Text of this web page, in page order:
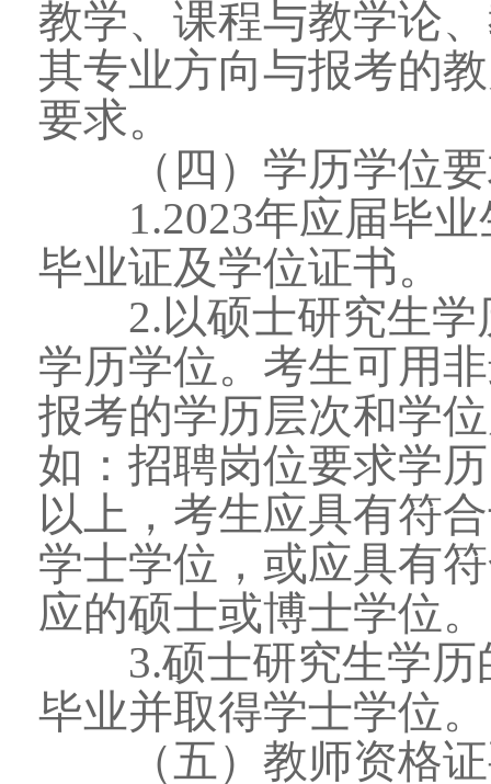
教学、课程与教学论
其专业方向与报考的
要求。
（四）学历学位要
1.2023年应届毕业
毕业证及学位证书。
2.以硕士研究生学
学历学位。考生可用
报考的学历层次和学
如：招聘岗位要求学
以上，考生应具有符
学士学位，或应具有
应的硕士或博士学位。
3.硕士研究生学历
毕业并取得学士学位。
（五）教师资格证